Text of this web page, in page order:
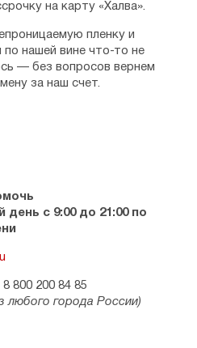
с 9:00 до 21:00 по
800 200 84 85
любого города России)
на карту «Халва».
пленку и
нашей вине что-то не
— без вопросов вернем
за наш счет.